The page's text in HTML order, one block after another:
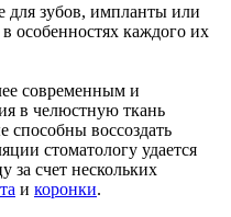
для зубов, импланты или
особенностях каждого их
современным и
в челюстную ткань
способны воссоздать
стоматологу удается
за счет нескольких
и коронки.